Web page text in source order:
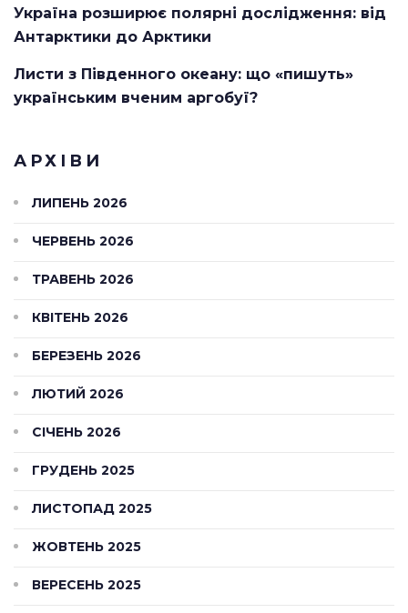
Україна розширює полярні дослідження: від
Антарктики до Арктики
Листи з Південного океану: що «пишуть»
українським вченим аргобуї?
АРХІВИ
ЛИПЕНЬ 2026
ЧЕРВЕНЬ 2026
ТРАВЕНЬ 2026
КВІТЕНЬ 2026
БЕРЕЗЕНЬ 2026
ЛЮТИЙ 2026
СІЧЕНЬ 2026
ГРУДЕНЬ 2025
ЛИСТОПАД 2025
ЖОВТЕНЬ 2025
ВЕРЕСЕНЬ 2025